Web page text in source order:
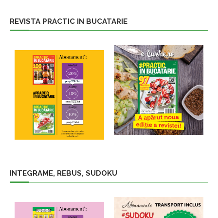
REVISTA PRACTIC IN BUCATARIE
INTEGRAME, REBUS, SUDOKU